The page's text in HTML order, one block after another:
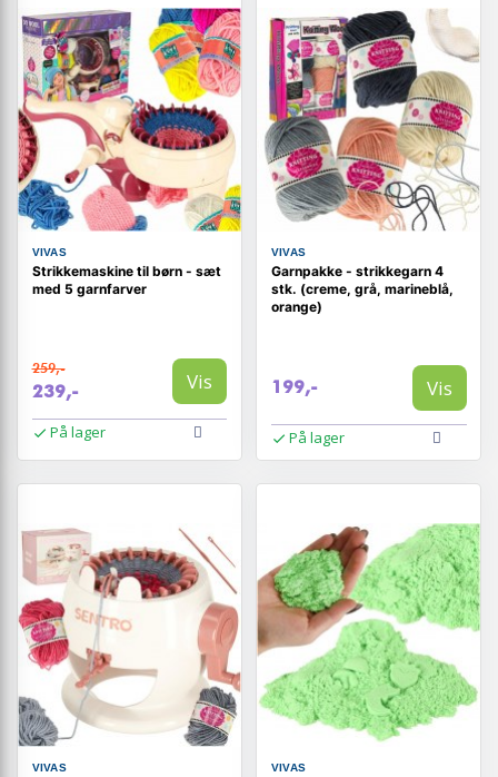
VIVAS
Strikkemaskine til børn - sæt
med 5 garnfarver
259,-
239,- Vis
På lager
VIVAS
Garnpakke - strikkegarn 4
stk. (creme, grå, marineblå,
orange)
199,- Vis
På lager
VIVAS VIVAS